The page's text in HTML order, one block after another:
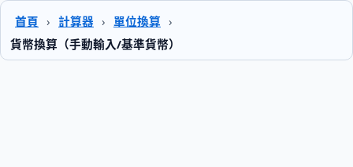
首頁 › 計算器 › 單位換算 ›
貨幣換算（手動輸入/基準貨幣）